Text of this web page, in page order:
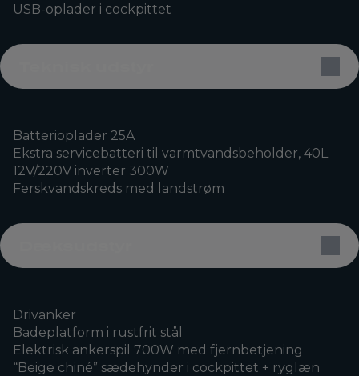
USB-oplader i cockpittet
Batterioplader 25A
Ekstra servicebatteri til varmtvandsbeholder, 40L
12V/220V inverter 300W
Ferskvandskreds med landstrøm
Drivanker
Badeplatform i rustfrit stål
Elektrisk ankerspil 700W med fjernbetjening
“Beige chiné” sædehynder i cockpittet + ryglæn